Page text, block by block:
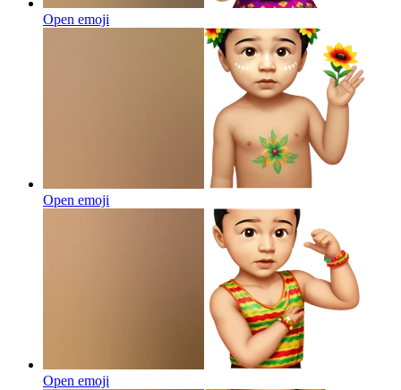
Open emoji
Open emoji
Open emoji